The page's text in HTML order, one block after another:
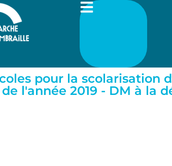
pour la scolarisation
l'année 2019 - DM à la